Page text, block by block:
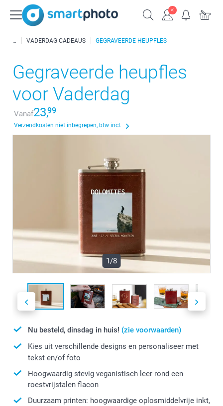
VADERDAG CADEAUS GEGRAVEERDE HEUPFLES
Gegraveerde heupfles
voor Vaderdag
Vanaf23,99
Verzendkosten niet inbegrepen, btw incl.
1/8
Nu besteld, dinsdag in huis! (zie voorwaarden)
Kies uit verschillende designs en personaliseer met
tekst en/of foto
Hoogwaardig stevig veganistisch leer rond een
roestvrijstalen flacon
Duurzaam printen: hoogwaardige oplosmiddelvrije inkt,